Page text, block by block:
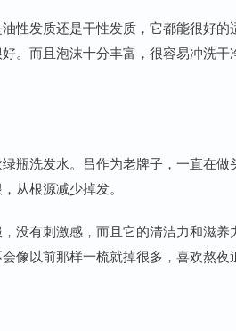
性发质还是干性发质，它都能很好
。而且泡沫十分丰富，很容易冲洗
瓶洗发水。吕作为老牌子，一直在
从根源减少掉发。
没有刺激感，而且它的清洁力和滋养
像以前那样一梳就掉很多，喜欢熬夜